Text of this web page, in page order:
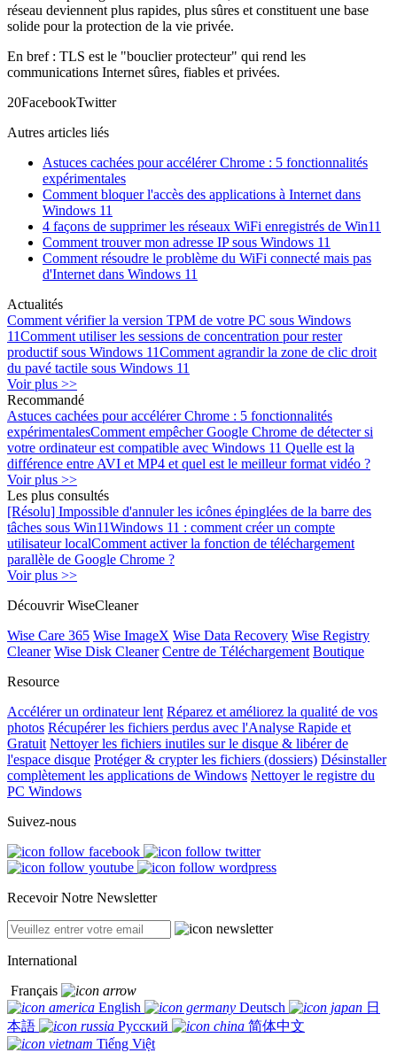
réseau deviennent plus rapides, plus sûres et constituent une base
solide pour la protection de la vie privée.
En bref : TLS est le "bouclier protecteur" qui rend les
communications Internet sûres, fiables et privées.
20FacebookTwitter
Autres articles liés
Astuces cachées pour accélérer Chrome : 5 fonctionnalités
expérimentales
Comment bloquer l'accès des applications à Internet dans
Windows 11
4 façons de supprimer les réseaux WiFi enregistrés de Win11
Comment trouver mon adresse IP sous Windows 11
Comment résoudre le problème du WiFi connecté mais pas
d'Internet dans Windows 11
Actualités
Comment vérifier la version TPM de votre PC sous Windows
11Comment utiliser les sessions de concentration pour rester
productif sous Windows 11Comment agrandir la zone de clic droit
du pavé tactile sous Windows 11
Voir plus >>
Recommandé
Astuces cachées pour accélérer Chrome : 5 fonctionnalités
expérimentalesComment empêcher Google Chrome de détecter si
votre ordinateur est compatible avec Windows 11 Quelle est la
différence entre AVI et MP4 et quel est le meilleur format vidéo ?
Voir plus >>
Les plus consultés
[Résolu] Impossible d'annuler les icônes épinglées de la barre des
tâches sous Win11Windows 11 : comment créer un compte
utilisateur localComment activer la fonction de téléchargement
parallèle de Google Chrome ?
Voir plus >>
Découvrir WiseCleaner
Wise Care 365 Wise ImageX Wise Data Recovery Wise Registry
Cleaner Wise Disk Cleaner Centre de Téléchargement Boutique
Resource
Accélérer un ordinateur lent Réparez et améliorez la qualité de vos
photos Récupérer les fichiers perdus avec l'Analyse Rapide et
Gratuit Nettoyer les fichiers inutiles sur le disque & libérer de
l'espace disque Protéger & crypter les fichiers (dossiers) Désinstaller
complètement les applications de Windows Nettoyer le registre du
PC Windows
Suivez-nous
Recevoir Notre Newsletter
International
Français
English
Deutsch
日
本語
Русский
简体中文
Tiếng Việt